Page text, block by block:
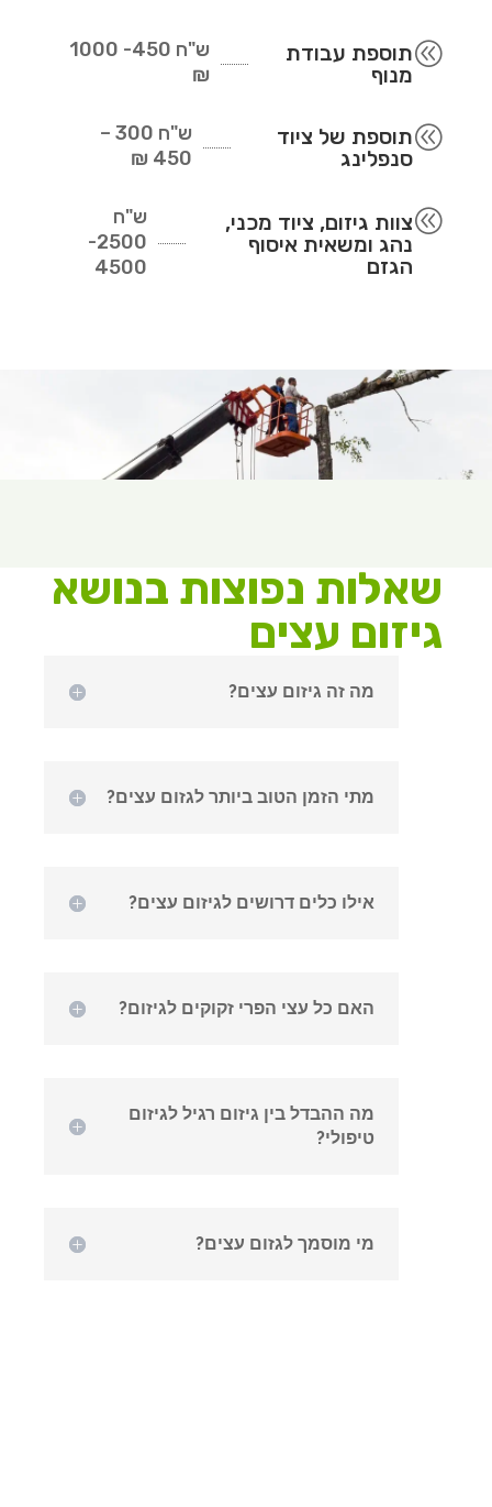
@תוספת עבודת
מנוף
ש"ח
450- 1000
₪
@תוספת של ציוד
סנפלינג
ש"ח
300 –
450 ₪
@צוות גיזום, ציוד מכני,
נהג ומשאית איסוף
הגזם
ש"ח
2500-
4500
שאלות נפוצות בנושא
גיזום עצים
מה זה גיזום עצים?
מתי הזמן הטוב ביותר לגזום עצים?
אילו כלים דרושים לגיזום עצים?
האם כל עצי הפרי זקוקים לגיזום?
מה ההבדל בין גיזום רגיל לגיזום
טיפולי?
מי מוסמך לגזום עצים?